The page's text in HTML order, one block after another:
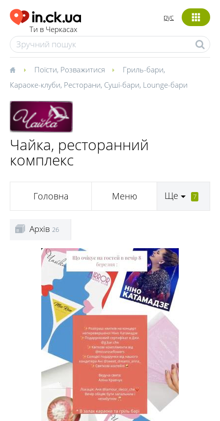
Ти в Черкасах
рус
Поїсти, Розважитися Гриль-бари,
Караоке-клуби, Ресторани, Суші-бари, Lounge-бари
Чайка, ресторанний
комплекс
Головна Меню Ще 7
Архів 26